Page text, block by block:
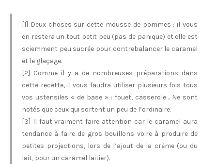
[1] Deux choses sur cette mousse de pommes : il vous
en restera un tout petit peu (pas de panique) et elle est
sciemment peu sucrée pour contrebalancer le caramel
et le glaçage.
[2] Comme il y a de nombreuses préparations dans
cette recette, il vous faudra utiliser plusieurs fois tous
vos ustensiles « de base » : fouet, casserole… Ne sont
notés que ceux qui sortent un peu de l’ordinaire.
[3] Il faut vraiment faire attention car le caramel aura
tendance à faire de gros bouillons voire à produire de
petites projections, lors de l’ajout de la crème (ou du
lait, pour un caramel laitier).